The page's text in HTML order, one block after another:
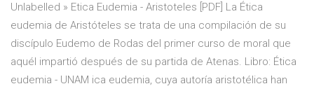
Unlabelled » Etica Eudemia - Aristoteles [PDF] La Ética
eudemia de Aristóteles se trata de una compilación de su
discípulo Eudemo de Rodas del primer curso de moral que
aquél impartió después de su partida de Atenas. Libro: Ética
eudemia - UNAM ica eudemia, cuya autoría aristotélica han